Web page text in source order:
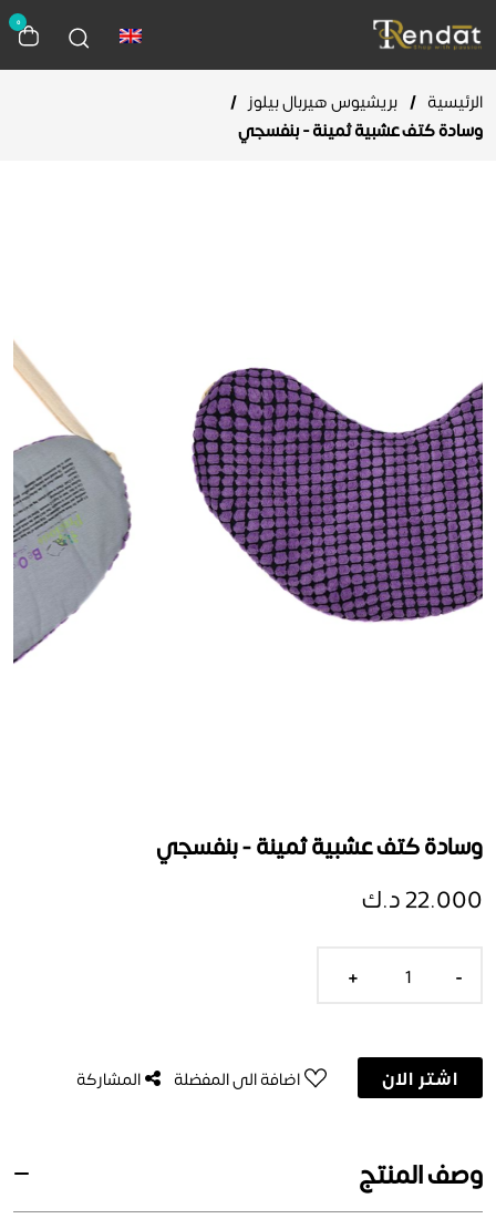
0
الرئيسية / بريشيوس هيربال بيلوز /
وسادة كتف عشبية ثمينة - بنفسجي
وسادة كتف عشبية ثمينة - بنفسجي
22.000 د.ك
-
+
اشتر الان اضافة الى المفضلة المشاركة
وصف المنتج